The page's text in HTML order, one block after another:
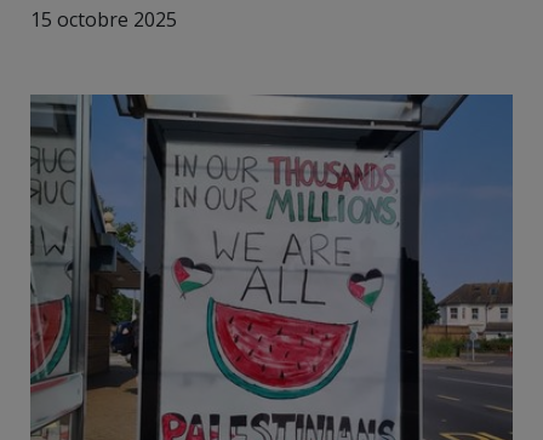
15 octobre 2025